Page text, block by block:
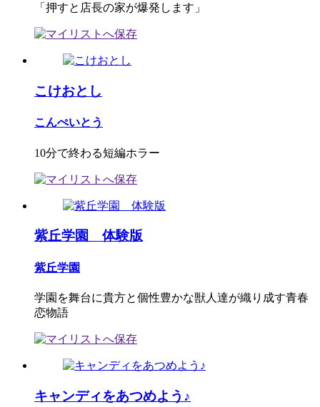
「押すと店長の家が爆発します」
こけおとし
こんぺいとう
10分で終わる短編ホラー
紫丘学園 体験版
紫丘学園
学園を舞台に貴方と個性豊かな獣人達が織り成す青春
恋物語
キャンディをあつめよう♪